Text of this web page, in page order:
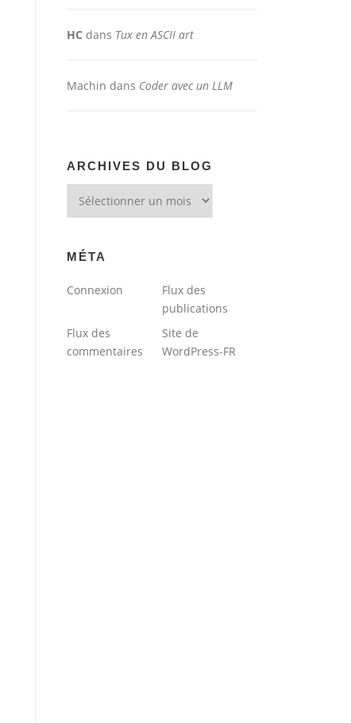
HC dans Tux en ASCII art
Machin dans Coder avec un LLM
ARCHIVES DU BLOG
du
MÉTA
Connexion
Flux des
publications
Flux des
commentaires
Site de
WordPress-FR